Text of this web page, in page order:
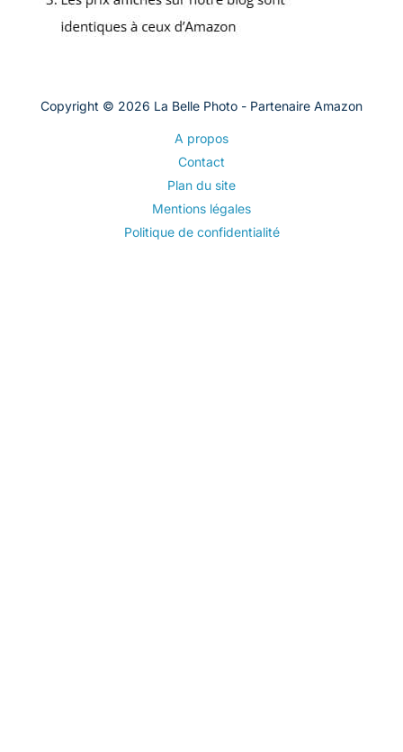
Copyright © 2026 La Belle Photo - Partenaire Amazon
A propos
Contact
Plan du site
Mentions légales
Politique de confidentialité